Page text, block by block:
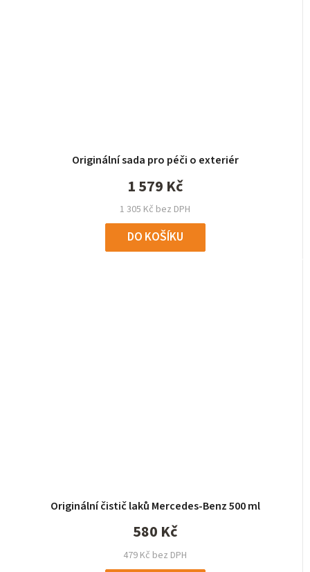
Originální sada pro péči o exteriér
1 305 Kč bez DPH
1 579 Kč
DO KOŠÍKU
Originální čistič laků Mercedes-Benz 500 ml
479 Kč bez DPH
580 Kč